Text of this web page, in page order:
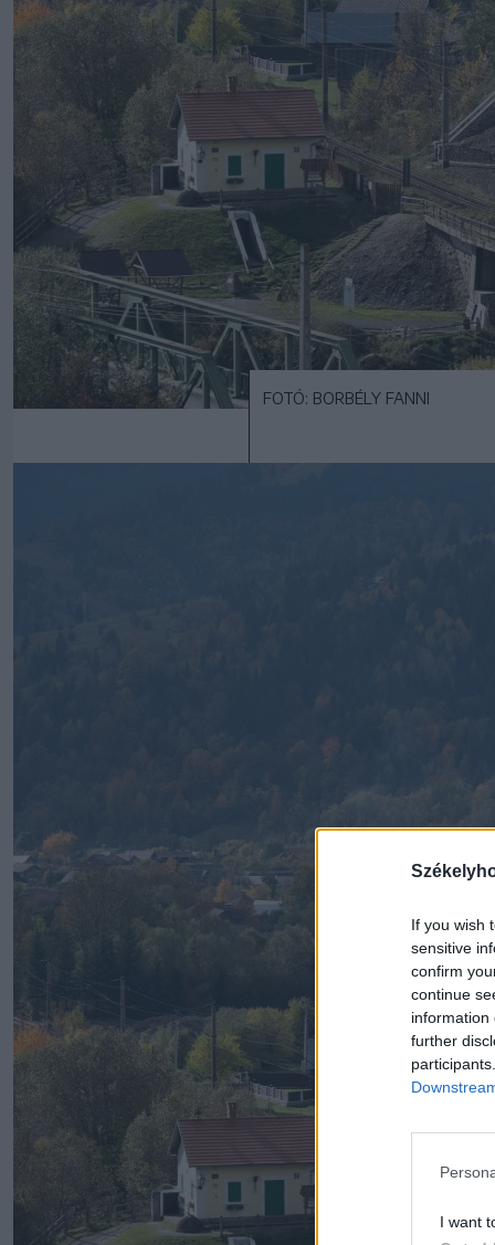
If you wish
sensitive
confirm
continue
information
further
I want
FOTÓ: BORBÉLY FANNI